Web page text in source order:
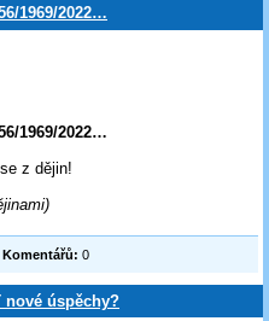
1969/2022…
1969/2022…
z dějin!
Komentářů: 0
nové úspěchy?